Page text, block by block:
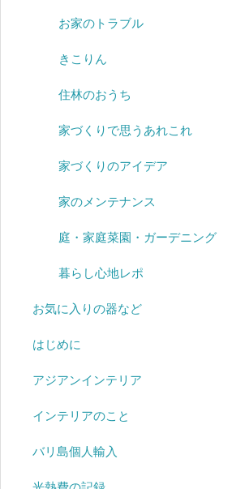
お家のトラブル
きこりん
住林のおうち
家づくりで思うあれこれ
家づくりのアイデア
家のメンテナンス
庭・家庭菜園・ガーデニング
暮らし心地レポ
お気に入りの器など
はじめに
アジアンインテリア
インテリアのこと
バリ島個人輸入